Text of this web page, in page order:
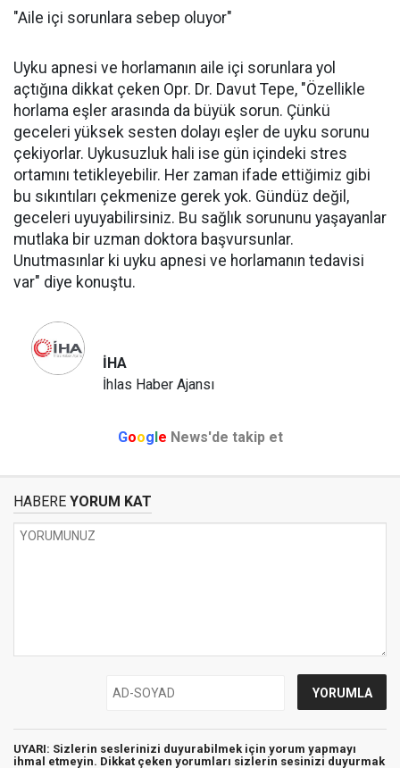
"Aile içi sorunlara sebep oluyor"
Uyku apnesi ve horlamanın aile içi sorunlara yol
açtığına dikkat çeken Opr. Dr. Davut Tepe, "Özellikle
horlama eşler arasında da büyük sorun. Çünkü
geceleri yüksek sesten dolayı eşler de uyku sorunu
çekiyorlar. Uykusuzluk hali ise gün içindeki stres
ortamını tetikleyebilir. Her zaman ifade ettiğimiz gibi
bu sıkıntıları çekmenize gerek yok. Gündüz değil,
geceleri uyuyabilirsiniz. Bu sağlık sorununu yaşayanlar
mutlaka bir uzman doktora başvursunlar.
Unutmasınlar ki uyku apnesi ve horlamanın tedavisi
var" diye konuştu.
İHA
İhlas Haber Ajansı
Google News'de takip et
HABERE YORUM KAT
UYARI: Sizlerin seslerinizi duyurabilmek için yorum yapmayı
ihmal etmeyin. Dikkat çeken yorumları sizlerin sesinizi duyurmak